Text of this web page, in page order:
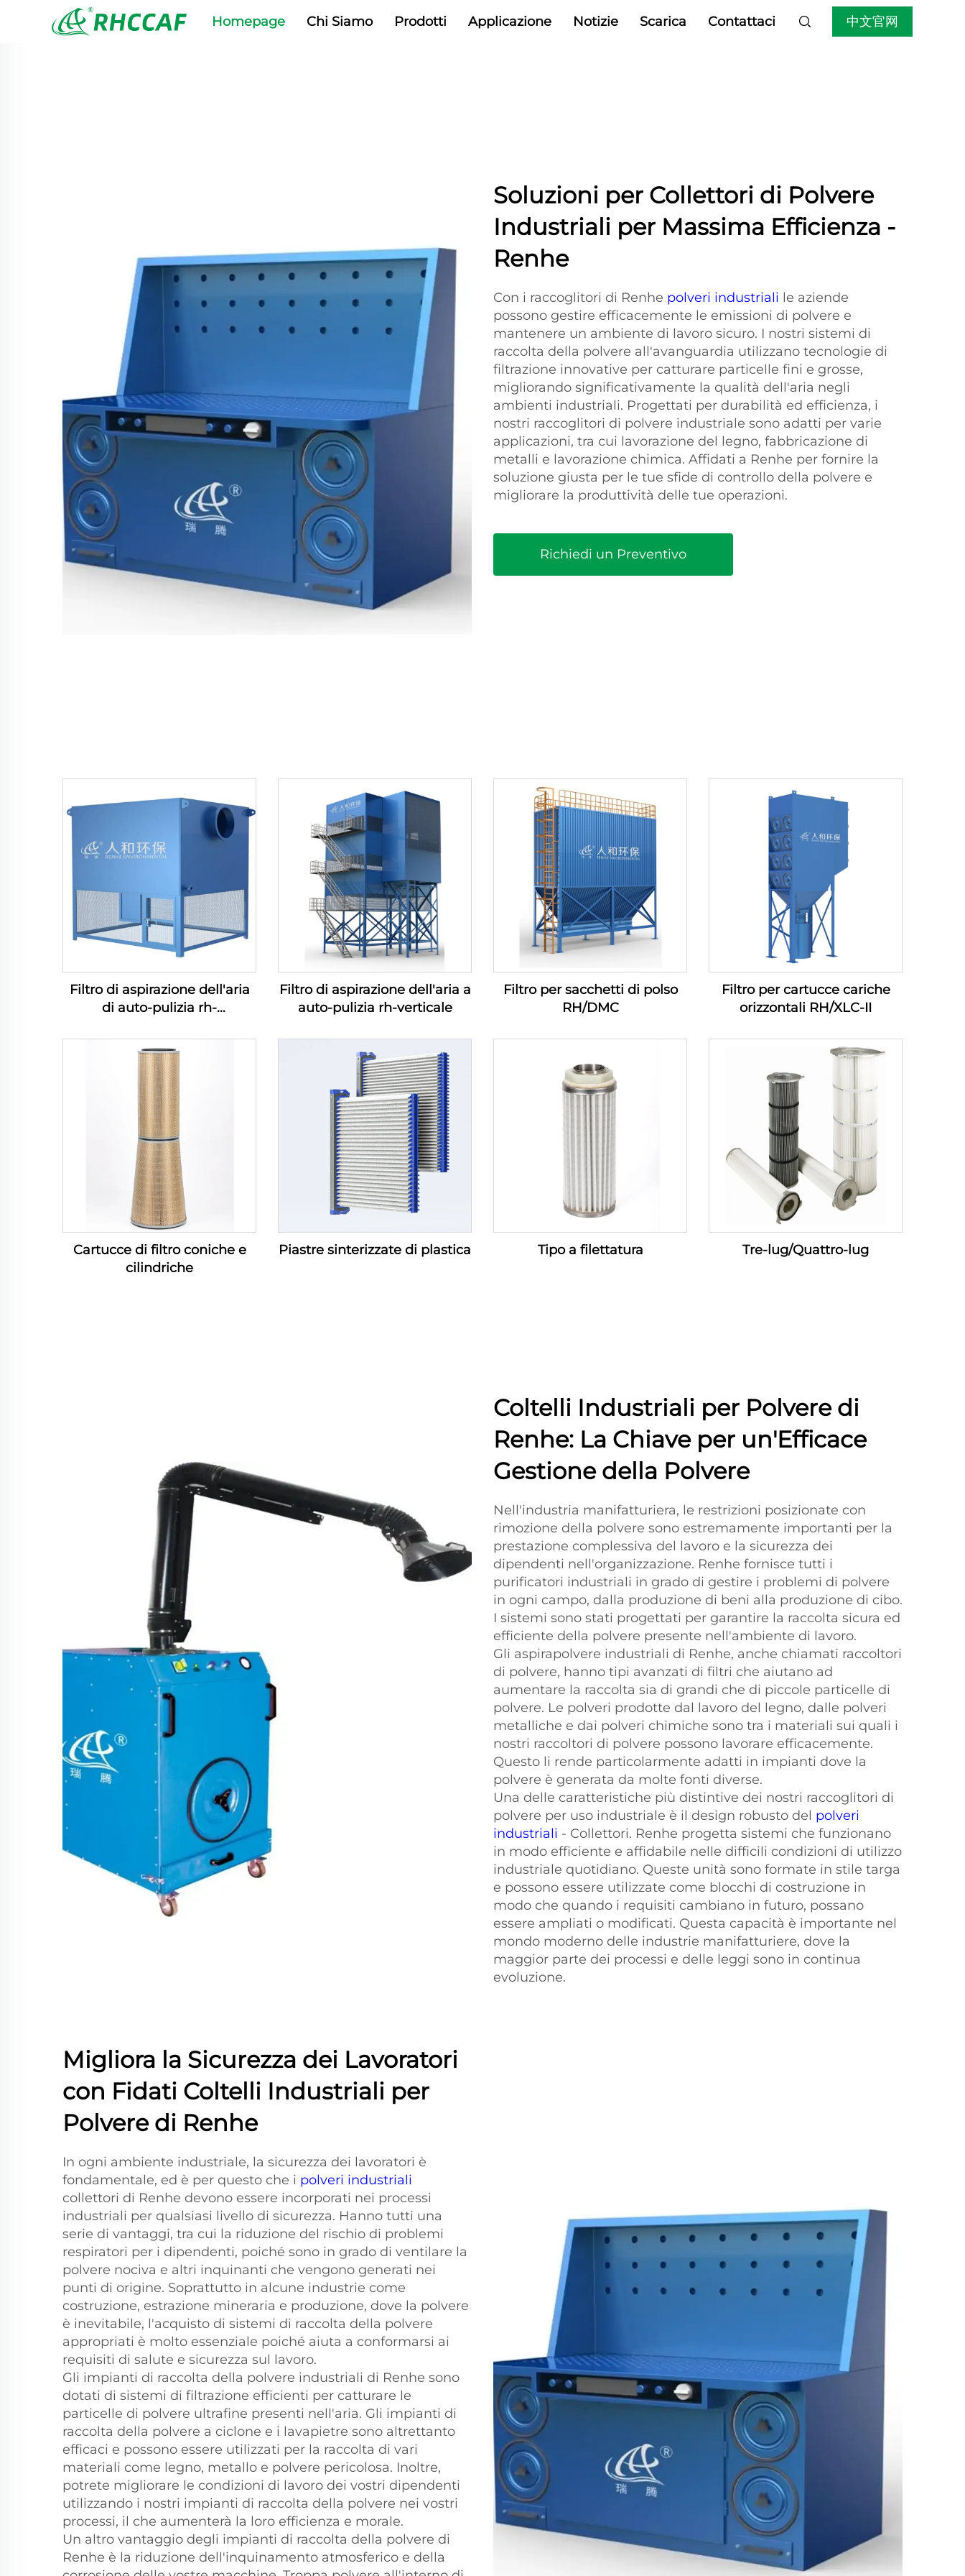
Homepage Chi Siamo Prodotti Applicazione Notizie Scarica Contattaci 中文官网
Soluzioni per Collettori di Polvere
Industriali per Massima Efficienza -
Renhe
Con i raccoglitori di Renhe polveri industriali le aziende
possono gestire efficacemente le emissioni di polvere e
mantenere un ambiente di lavoro sicuro. I nostri sistemi di
raccolta della polvere all'avanguardia utilizzano tecnologie di
filtrazione innovative per catturare particelle fini e grosse,
migliorando significativamente la qualità dell'aria negli
ambienti industriali. Progettati per durabilità ed efficienza, i
nostri raccoglitori di polvere industriale sono adatti per varie
applicazioni, tra cui lavorazione del legno, fabbricazione di
metalli e lavorazione chimica. Affidati a Renhe per fornire la
soluzione giusta per le tue sfide di controllo della polvere e
migliorare la produttività delle tue operazioni.
Richiedi un Preventivo
Filtro di aspirazione dell'aria
di auto-pulizia rh-
aspirazione del compressore
d'aria (100-1200m3/min)
Filtro di aspirazione dell'aria a
auto-pulizia rh-verticale
Filtro per sacchetti di polso
RH/DMC
Filtro per cartucce cariche
orizzontali RH/XLC-II
Cartucce di filtro coniche e
cilindriche
Piastre sinterizzate di plastica Tipo a filettatura Tre-lug/Quattro-lug
Coltelli Industriali per Polvere di
Renhe: La Chiave per un'Efficace
Gestione della Polvere
Nell'industria manifatturiera, le restrizioni posizionate con
rimozione della polvere sono estremamente importanti per la
prestazione complessiva del lavoro e la sicurezza dei
dipendenti nell'organizzazione. Renhe fornisce tutti i
purificatori industriali in grado di gestire i problemi di polvere
in ogni campo, dalla produzione di beni alla produzione di cibo.
I sistemi sono stati progettati per garantire la raccolta sicura ed
efficiente della polvere presente nell'ambiente di lavoro.
Gli aspirapolvere industriali di Renhe, anche chiamati raccoltori
di polvere, hanno tipi avanzati di filtri che aiutano ad
aumentare la raccolta sia di grandi che di piccole particelle di
polvere. Le polveri prodotte dal lavoro del legno, dalle polveri
metalliche e dai polveri chimiche sono tra i materiali sui quali i
nostri raccoltori di polvere possono lavorare efficacemente.
Questo li rende particolarmente adatti in impianti dove la
polvere è generata da molte fonti diverse.
Una delle caratteristiche più distintive dei nostri raccoglitori di
polvere per uso industriale è il design robusto del polveri
industriali - Collettori. Renhe progetta sistemi che funzionano
in modo efficiente e affidabile nelle difficili condizioni di utilizzo
industriale quotidiano. Queste unità sono formate in stile targa
e possono essere utilizzate come blocchi di costruzione in
modo che quando i requisiti cambiano in futuro, possano
essere ampliati o modificati. Questa capacità è importante nel
mondo moderno delle industrie manifatturiere, dove la
maggior parte dei processi e delle leggi sono in continua
evoluzione.
Migliora la Sicurezza dei Lavoratori
con Fidati Coltelli Industriali per
Polvere di Renhe
In ogni ambiente industriale, la sicurezza dei lavoratori è
fondamentale, ed è per questo che i polveri industriali
collettori di Renhe devono essere incorporati nei processi
industriali per qualsiasi livello di sicurezza. Hanno tutti una
serie di vantaggi, tra cui la riduzione del rischio di problemi
respiratori per i dipendenti, poiché sono in grado di ventilare la
polvere nociva e altri inquinanti che vengono generati nei
punti di origine. Soprattutto in alcune industrie come
costruzione, estrazione mineraria e produzione, dove la polvere
è inevitabile, l'acquisto di sistemi di raccolta della polvere
appropriati è molto essenziale poiché aiuta a conformarsi ai
requisiti di salute e sicurezza sul lavoro.
Gli impianti di raccolta della polvere industriali di Renhe sono
dotati di sistemi di filtrazione efficienti per catturare le
particelle di polvere ultrafine presenti nell'aria. Gli impianti di
raccolta della polvere a ciclone e i lavapietre sono altrettanto
efficaci e possono essere utilizzati per la raccolta di vari
materiali come legno, metallo e polvere pericolosa. Inoltre,
potrete migliorare le condizioni di lavoro dei vostri dipendenti
utilizzando i nostri impianti di raccolta della polvere nei vostri
processi, il che aumenterà la loro efficienza e morale.
Un altro vantaggio degli impianti di raccolta della polvere di
Renhe è la riduzione dell'inquinamento atmosferico e della